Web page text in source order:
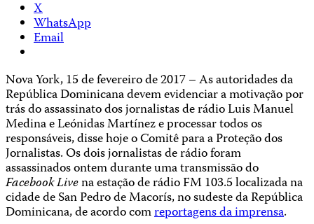
X
WhatsApp
Email
Nova York, 15 de fevereiro de 2017 – As autoridades da
República Dominicana devem evidenciar a motivação por
trás do assassinato dos jornalistas de rádio Luis Manuel
Medina e Leónidas Martínez e processar todos os
responsáveis, disse hoje o Comitê para a Proteção dos
Jornalistas. Os dois jornalistas de rádio foram
assassinados ontem durante uma transmissão do
Facebook Livena estação de rádio FM 103.5 localizada na
cidade de San Pedro de Macorís, no sudeste da República
Dominicana, de acordo comreportagens da imprensa.